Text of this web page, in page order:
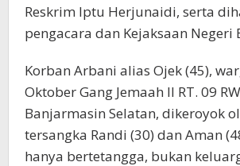
Reskrim Iptu Herjunaidi, serta
pengacara dan Kejaksaan Negeri
Korban Arbani alias Ojek (45),
Oktober Gang Jemaah Il RT. 09
Banjarmasin Selatan, dikeroyok
tersangka Randi (30) dan Aman
hanya bertetangga, bukan